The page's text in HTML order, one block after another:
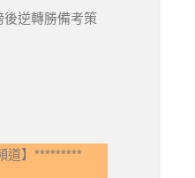
逆轉勝備考策
道】*********